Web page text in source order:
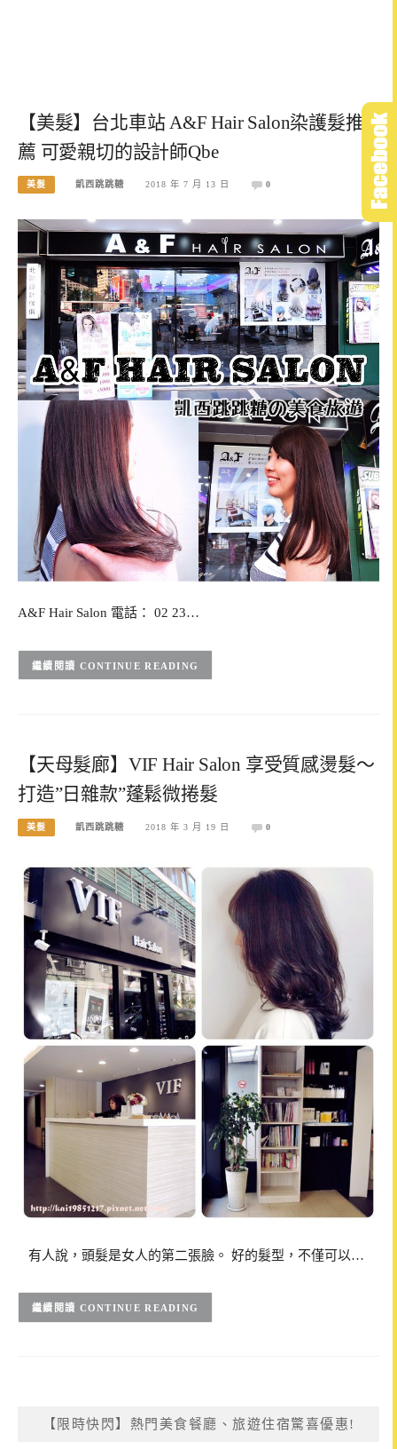
【美髮】台北車站 A&F Hair Salon染護髮推
薦 可愛親切的設計師Qbe
美髮 凱西跳跳糖 2018 年 7 月 13 日 0
A&F Hair Salon 電話： 02 23…
CONTINUE READING
【天母髮廊】VIF Hair Salon 享受質感燙髮～
打造”日雜款”蓬鬆微捲髮
美髮 凱西跳跳糖 2018 年 3 月 19 日 0
有人說，頭髮是女人的第二張臉。 好的髮型，不僅可以…
CONTINUE READING
【限時快閃】熱門美食餐廳、旅遊住宿驚喜優惠!